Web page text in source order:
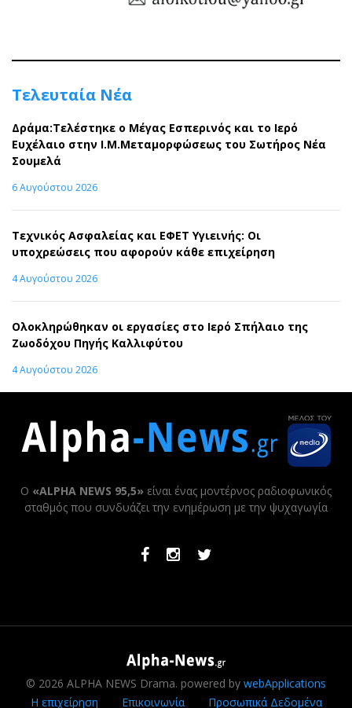
Τελευταία Νέα
Δράμα:Τελέστηκε ο Μέγας Εσπερινός και το Ιερό
Ευχέλαιο στην Ι.Μ.Μεταμορφώσεως του Σωτήρος Νέα
Σουμελά
6 Αυγούστου 2026
Τεχνικός Ασφαλείας και ΕΦΕΤ Υγιεινής: Οι
υποχρεώσεις που αφορούν κάθε επιχείρηση
4 Αυγούστου 2026
Ολοκληρώθηκαν οι εργασίες στο Ιερό Σπήλαιο της
Ζωοδόχου Πηγής Καλλιφύτου
4 Αυγούστου 2026
Ο «ALPHA NEWS 95,5» είναι ένας μοντέρνος ραδιοφωνικός
σταθμός που συνδυάζει την ενημέρωση με την ψυχαγωγία
FacebookInstagramTwitter
© 2026 ALPHA NEWS Drama. powered by webApplications
Η επιχείρηση
Επικοινωνία Προσωπικά Δεδομένα